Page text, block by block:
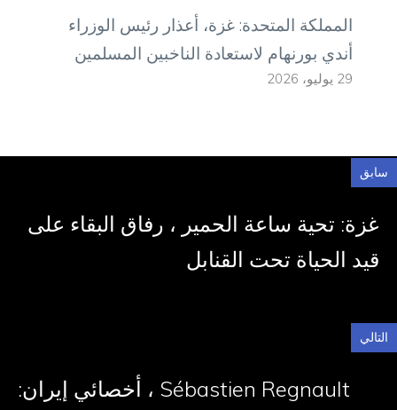
المملكة المتحدة: غزة، أعذار رئيس الوزراء
أندي بورنهام لاستعادة الناخبين المسلمين
29 يوليو، 2026
سابق
غزة: تحية ساعة الحمير ، رفاق البقاء على
قيد الحياة تحت القنابل
التالي
Sébastien Regnault ، أخصائي إيران: